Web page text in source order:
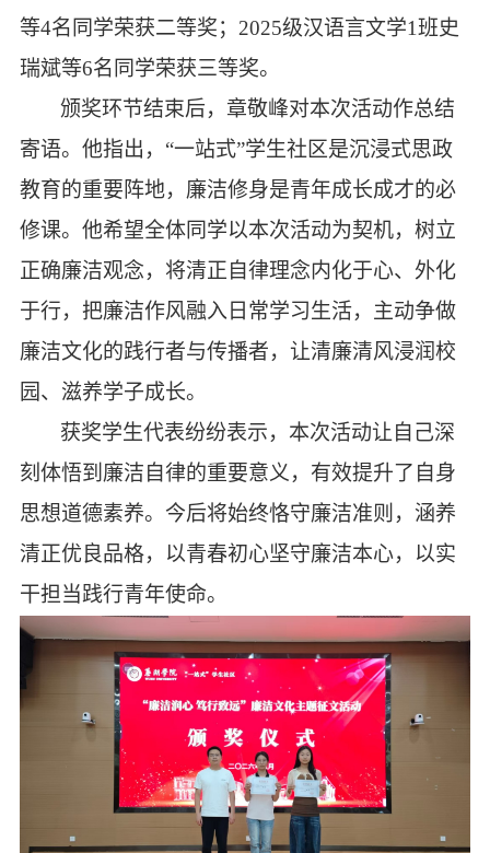
等4名同学荣获二等奖；2025级汉语言文学1班史
瑞斌等6名同学荣获三等奖。
颁奖环节结束后，章敬峰对本次活动作总结
寄语。他指出， “一站式”学生社区是沉浸式思政
教育的重要阵地，廉洁修身是青年成长成才的必
修课。他希望全体同学以本次活动为契机，树立
正确廉洁观念，将清正自律理念内化于心、外化
于行，把廉洁作风融入日常学习生活，主动争做
廉洁文化的践行者与传播者，让清廉清风浸润校
园、滋养学子成长。
获奖学生代表纷纷表示，本次活动让自己深
刻体悟到廉洁自律的重要意义，有效提升了自身
思想道德素养。今后将始终恪守廉洁准则，涵养
清正优良品格，以青春初心坚守廉洁本心，以实
干担当践行青年使命。